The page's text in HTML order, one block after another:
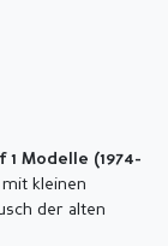
1 Modelle (1974-
mit kleinen
der alten